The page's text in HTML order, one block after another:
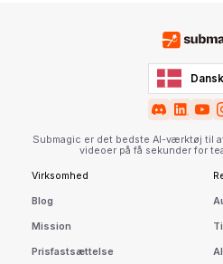
Dansk
Submagic er det bedste AI-værktøj til
videoer på få sekunder for
Virksomhed
Blog
Mission
Prisfastsættelse